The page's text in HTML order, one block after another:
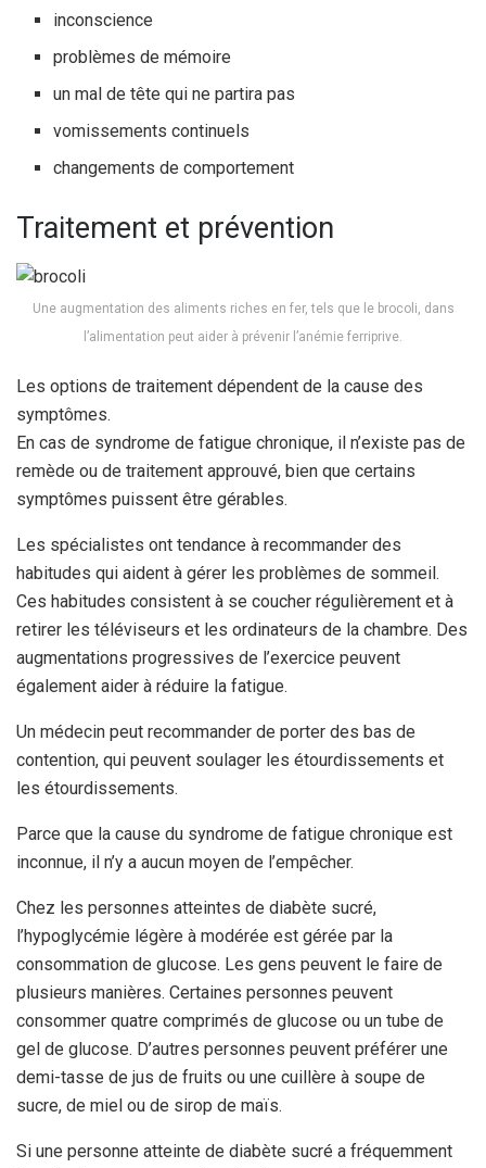
inconscience
problèmes de mémoire
un mal de tête qui ne partira pas
vomissements continuels
changements de comportement
Traitement et prévention
Une augmentation des aliments riches en fer, tels que le brocoli, dans
l’alimentation peut aider à prévenir l’anémie ferriprive.
Les options de traitement dépendent de la cause des
symptômes.
En cas de syndrome de fatigue chronique, il n’existe pas de
remède ou de traitement approuvé, bien que certains
symptômes puissent être gérables.
Les spécialistes ont tendance à recommander des
habitudes qui aident à gérer les problèmes de sommeil.
Ces habitudes consistent à se coucher régulièrement et à
retirer les téléviseurs et les ordinateurs de la chambre. Des
augmentations progressives de l’exercice peuvent
également aider à réduire la fatigue.
Un médecin peut recommander de porter des bas de
contention, qui peuvent soulager les étourdissements et
les étourdissements.
Parce que la cause du syndrome de fatigue chronique est
inconnue, il n’y a aucun moyen de l’empêcher.
Chez les personnes atteintes de diabète sucré,
l’hypoglycémie légère à modérée est gérée par la
consommation de glucose. Les gens peuvent le faire de
plusieurs manières. Certaines personnes peuvent
consommer quatre comprimés de glucose ou un tube de
gel de glucose. D’autres personnes peuvent préférer une
demi-tasse de jus de fruits ou une cuillère à soupe de
sucre, de miel ou de sirop de maïs.
Si une personne atteinte de diabète sucré a fréquemment